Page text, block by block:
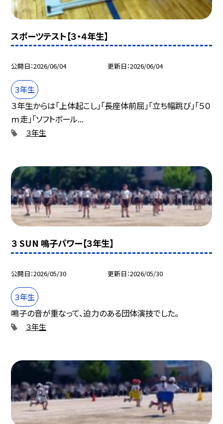
スポーツテスト【３・４年生】
公開日 2026/06/04 更新日 2026/06/04
３年生
３年生からは「上体起こし」「長座体前屈」「立ち幅跳び」「５０
ｍ走」「ソフトボール...
３年生
３ SUN 鳴子パワー【３年生】
公開日 2026/05/30 更新日 2026/05/30
３年生
鳴子の音が重なって、迫力のある団体演技でした。
３年生